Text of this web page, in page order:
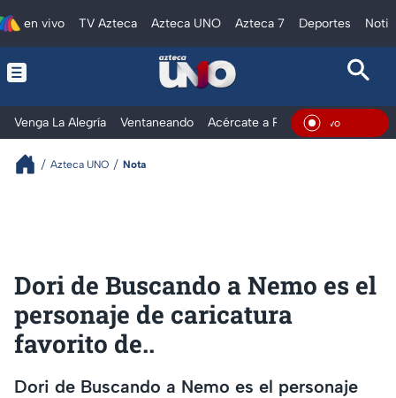
en vivo TV Azteca Azteca UNO Azteca 7 Deportes
Venga La Alegría Ventaneando Acércate a Rocío Al Extremo
En Vivo
Azteca UNO Nota
Dori de Buscando a Nemo es el
personaje de caricatura
favorito de..
Dori de Buscando a Nemo es el personaje